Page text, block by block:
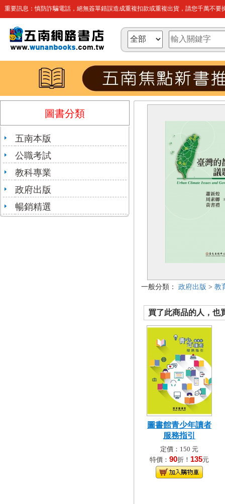
重要訊息：慎防詐騙電話，絕無簽單錯誤造成重複扣款或重複出貨，請您千萬不要
圖書分類
五南本版
公職考試
教科專業
政府出版
暢銷精選
一般分類： 政府出版 > 教
買了此商品的人，也
圖書館青少年讀者
服務指引
定價：150 元
特價： 90折！ 135元